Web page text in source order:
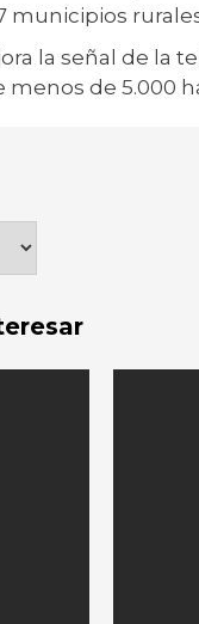
municipios
la señal de la
menos de 5.000